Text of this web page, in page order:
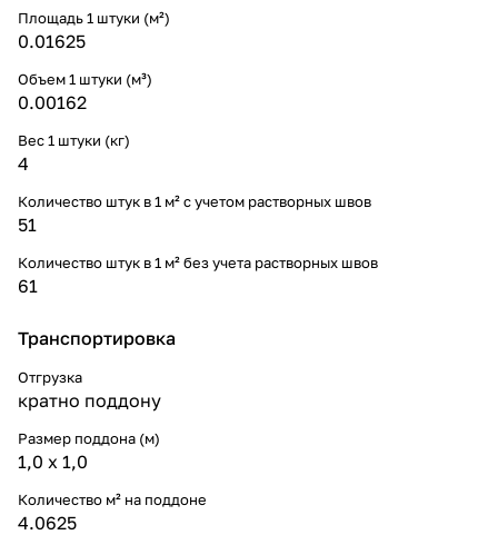
Площадь 1 штуки (м²)
0.01625
Объем 1 штуки (м³)
0.00162
Вес 1 штуки (кг)
4
Количество штук в 1 м² с учетом растворных швов
51
Количество штук в 1 м² без учета растворных швов
61
Транспортировка
Отгрузка
кратно поддону
Размер поддона (м)
1,0 х 1,0
Количество м² на поддоне
4.0625